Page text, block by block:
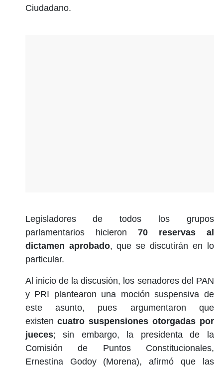
Ciudadano.
Legisladores de todos los grupos
parlamentarios hicieron 70 reservas al
dictamen aprobado, que se discutirán en lo
particular.
Al inicio de la discusión, los senadores del PAN
y PRI plantearon una moción suspensiva de
este asunto, pues argumentaron que
existen cuatro suspensiones otorgadas por
jueces; sin embargo, la presidenta de la
Comisión de Puntos Constitucionales,
Ernestina Godoy (Morena), afirmó que las